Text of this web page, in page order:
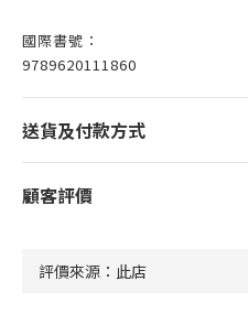
國際書號：
9789620111860
送貨及付款方式
顧客評價